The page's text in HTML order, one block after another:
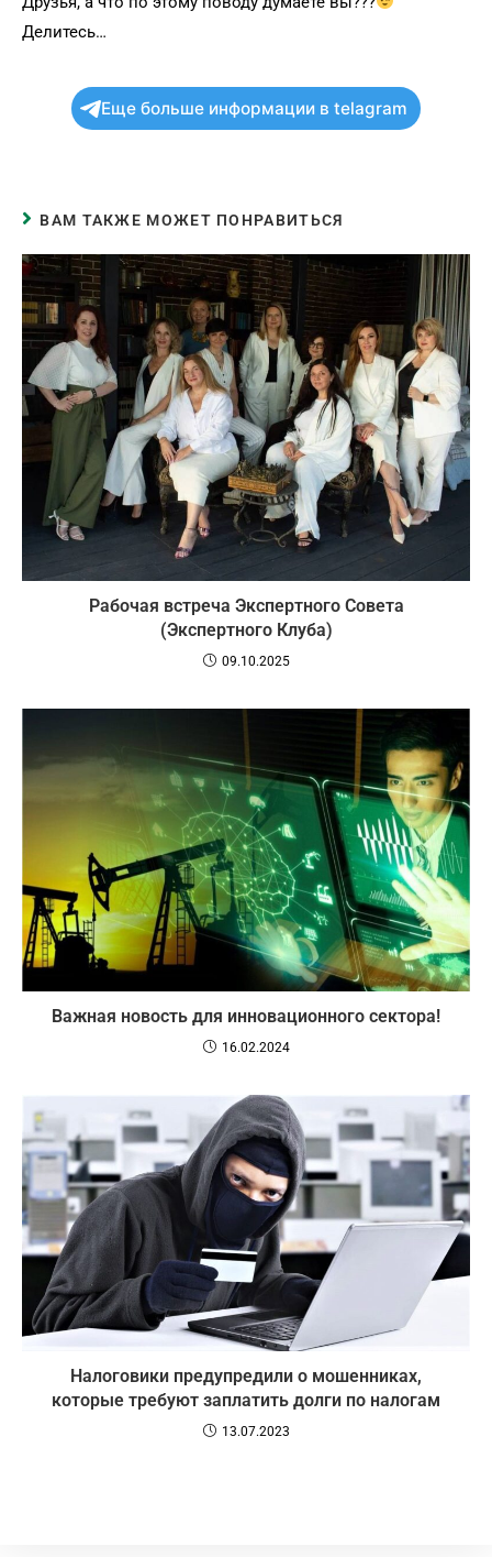
Делитесь…
Еще больше информации в telagram
ВАМ ТАКЖЕ МОЖЕТ ПОНРАВИТЬСЯ
Рабочая встреча Экспертного Совета
(Экспертного Клуба)
09.10.2025
Важная новость для инновационного сектора!
16.02.2024
Налоговики предупредили о мошенниках,
которые требуют заплатить долги по налогам
13.07.2023